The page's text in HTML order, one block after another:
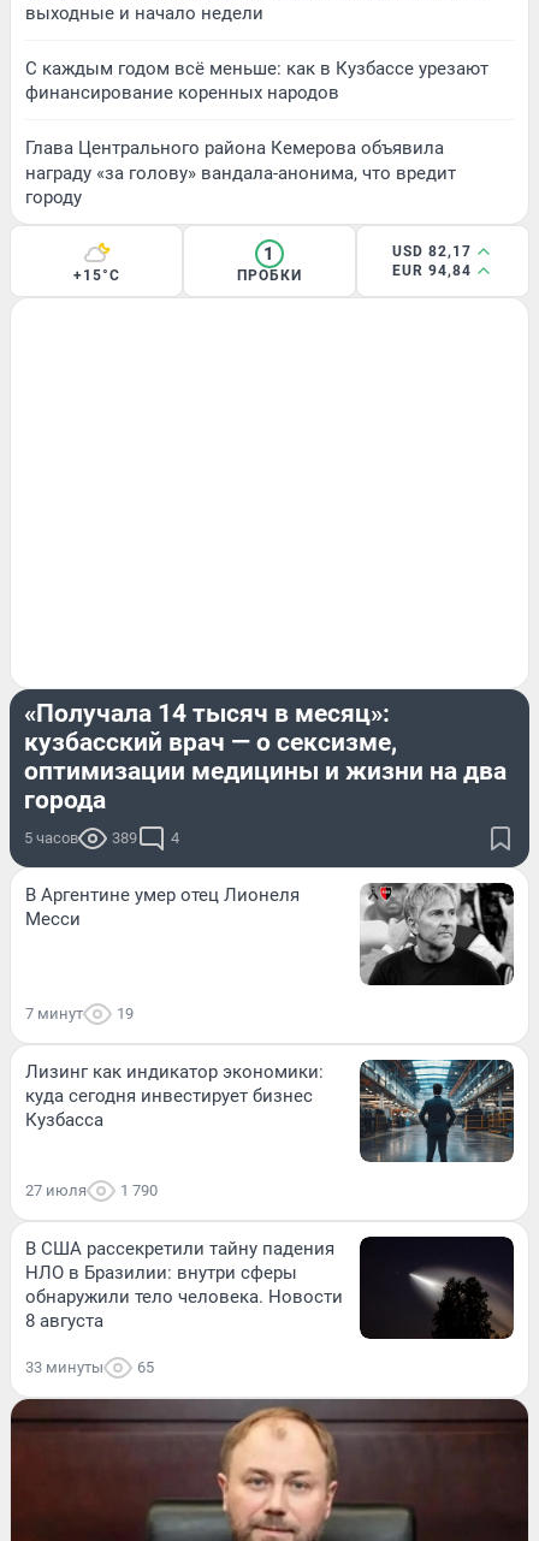
выходные и начало недели
С каждым годом всё меньше: как в Кузбассе урезают
финансирование коренных народов
Глава Центрального района Кемерова объявила
награду «за голову» вандала-анонима, что вредит
городу
+15°C
1
ПРОБКИ
USD 82,17
EUR 94,84
«Получала 14 тысяч в месяц»:
кузбасский врач — о сексизме,
оптимизации медицины и жизни на два
города
5 часов 389 4
В Аргентине умер отец Лионеля
Месси
7 минут 19
Лизинг как индикатор экономики:
куда сегодня инвестирует бизнес
Кузбасса
27 июля 1 790
В США рассекретили тайну падения
НЛО в Бразилии: внутри сферы
обнаружили тело человека. Новости
8 августа
33 минуты 65